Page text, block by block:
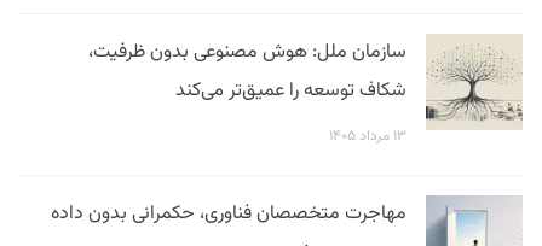
سازمان ملل: هوش مصنوعی بدون ظرفیت،
شکاف توسعه را عمیق‌تر می‌کند
۱۳ مرداد ۱۴۰۵
مهاجرت متخصصان فناوری، حکمرانی بدون داده